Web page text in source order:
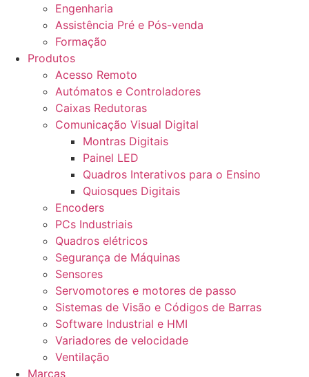
Engenharia
Assistência Pré e Pós-venda
Formação
Produtos
Acesso Remoto
Autómatos e Controladores
Caixas Redutoras
Comunicação Visual Digital
Montras Digitais
Painel LED
Quadros Interativos para o Ensino
Quiosques Digitais
Encoders
PCs Industriais
Quadros elétricos
Segurança de Máquinas
Sensores
Servomotores e motores de passo
Sistemas de Visão e Códigos de Barras
Software Industrial e HMI
Variadores de velocidade
Ventilação
Marcas